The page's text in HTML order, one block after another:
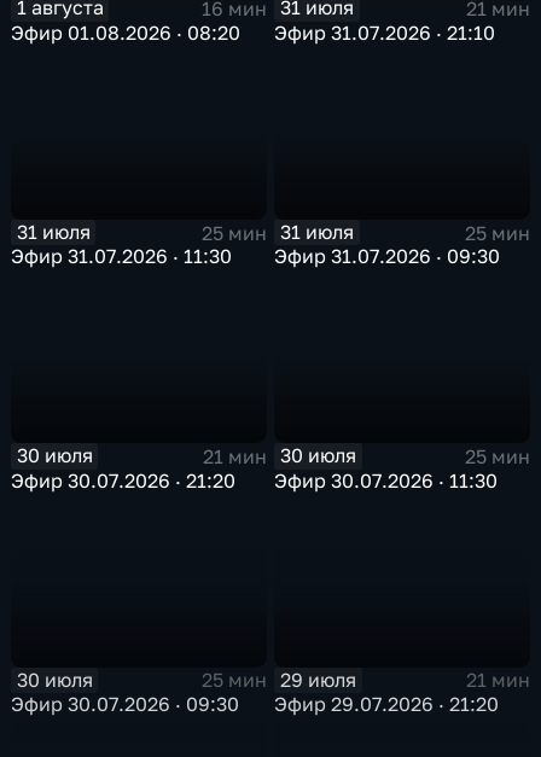
1 августа
16 мин
Эфир 01.08.2026 · 08:20
31 июля
21 мин
Эфир 31.07.2026 · 21:10
31 июля
25 мин
Эфир 31.07.2026 · 11:30
31 июля
25 мин
Эфир 31.07.2026 · 09:30
30 июля
21 мин
Эфир 30.07.2026 · 21:20
30 июля
25 мин
Эфир 30.07.2026 · 11:30
30 июля
25 мин
Эфир 30.07.2026 · 09:30
29 июля
21 мин
Эфир 29.07.2026 · 21:20